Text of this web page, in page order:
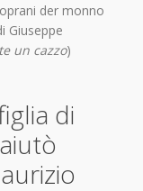
der monno
Giuseppe
un cazzo)
di